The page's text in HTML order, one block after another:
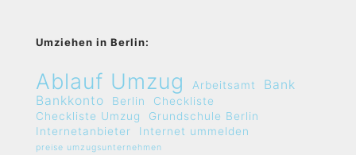
Umziehen in Berlin:
Ablauf Umzug Arbeitsamt
Bank
Bankkonto
Berlin
Checkliste
Checkliste Umzug
Grundschule Berlin
Internetanbieter
Internet ummelden
preise umzugsunternehmen